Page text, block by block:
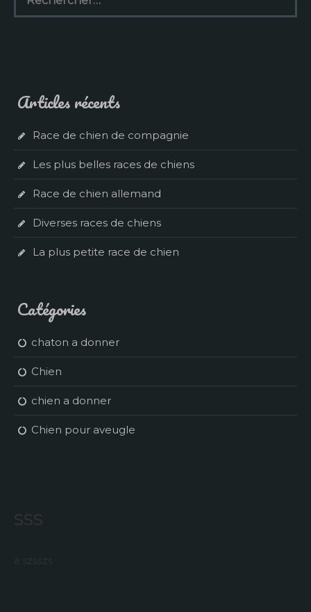
Articles récents
Race de chien de compagnie
Les plus belles races de chiens
Race de chien allemand
Diverses races de chiens
La plus petite race de chien
Catégories
chaton a donner
Chien
chien a donner
Chien pour aveugle
sss
a szsszs